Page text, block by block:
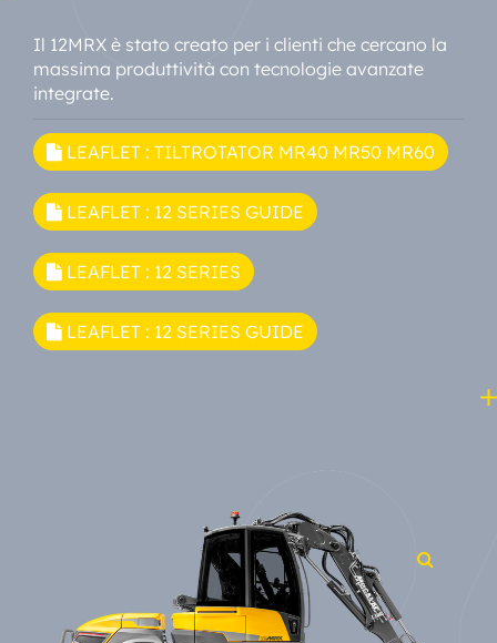
Il 12MRX è stato creato per i clienti che cercano la
massima produttività con tecnologie avanzate
integrate.
LEAFLET : TILTROTATOR MR40 MR50 MR60
LEAFLET : 12 SERIES GUIDE
LEAFLET : 12 SERIES
LEAFLET : 12 SERIES GUIDE